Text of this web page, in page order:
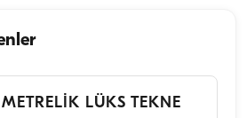
LÜKS TEKNE